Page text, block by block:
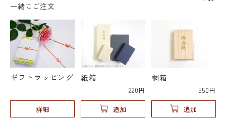
一緒にご注文
ギフトラッピング
詳細
紙箱
220円
追加
桐箱
550円
追加